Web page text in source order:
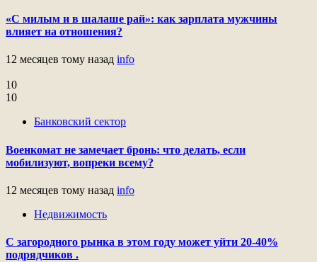
«С милым и в шалаше рай»: как зарплата мужчины
влияет на отношения?
12 месяцев тому назад info
10
10
Банковский сектор
Военкомат не замечает бронь: что делать, если
мобилизуют, вопреки всему?
12 месяцев тому назад info
Недвижимость
С загородного рынка в этом году может уйти 20-40%
подрядчиков .